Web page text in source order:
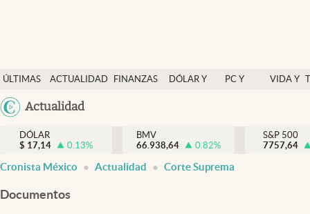
ÚLTIMAS
NOTICIAS
ACTUALIDAD
FINANZAS
DÓLAR Y
PC Y
VIDA Y
México
Actualidad
Actualidad
Finanzas y economía
Dólar y mercados
DÓLAR
$ 17,14 0.13%
BMV
66.938,64
0.82%
S&P 500
7757,64
Cronista México Actualidad Corte Suprema
Documentos